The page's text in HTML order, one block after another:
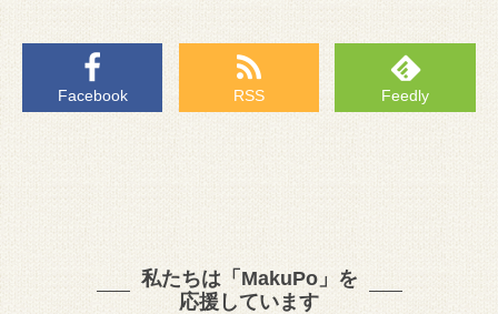
Facebook RSS Feedly
私たちは「MakuPo」を
応援しています